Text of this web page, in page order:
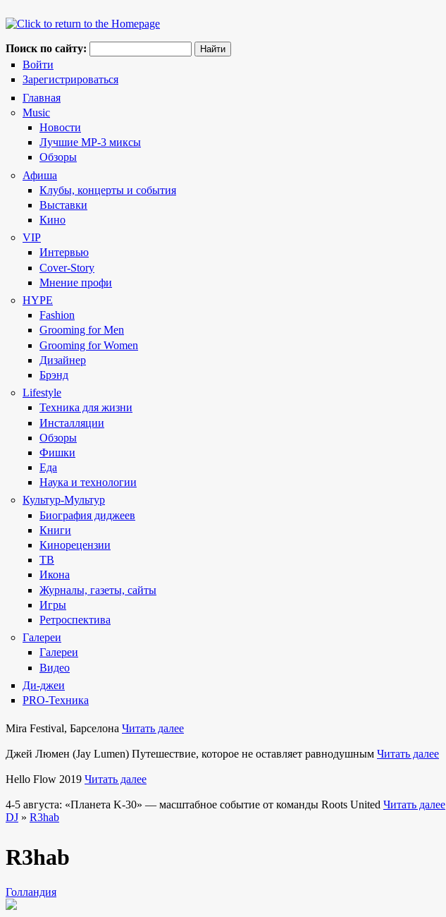
Поиск по сайту:
Войти
Зарегистрироваться
Главная
Music
Новости
Лучшие MP-3 миксы
Обзоры
Афиша
Клубы, концерты и события
Выставки
Кино
VIP
Интервью
Cover-Story
Мнение профи
HYPE
Fashion
Grooming for Men
Grooming for Women
Дизайнер
Брэнд
Lifestyle
Техника для жизни
Инсталляции
Обзоры
Фишки
Еда
Наука и технологии
Культур-Мультур
Биография диджеев
Книги
Кинорецензии
ТВ
Икона
Журналы, газеты, сайты
Игры
Ретроспектива
Галереи
Галереи
Видео
Ди-джеи
PRO-Техника
Mira Festival, Барселона Читать далее
Джей Люмен (Jay Lumen) Путешествие, которое не оставляет равнодушным Читать далее
Hello Flow 2019 Читать далее
4-5 августа: «Планета K-30» — масштабное событие от команды Roots United Читать далее
DJ » R3hab
R3hab
Голландия